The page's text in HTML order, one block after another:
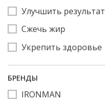
Улучшить результат
Сжечь жир
Укрепить здоровье
БРЕНДЫ
IRONMAN